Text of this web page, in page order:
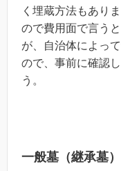
く埋蔵方法もあり
ので費用面で言う
が、自治体によっ
ので、事前に確認
う。
一般墓（継承墓